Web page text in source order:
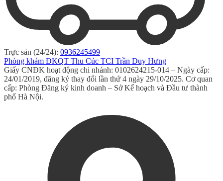
Trực sản (24/24): 0936245499
Phòng khám ĐKQT Thu Cúc TCI Trần Duy Hưng
Giấy CNĐK hoạt động chi nhánh: 0102624215-014 – Ngày cấp:
24/01/2019, đăng ký thay đổi lần thứ 4 ngày 29/10/2025. Cơ quan
cấp: Phòng Đăng ký kinh doanh – Sở Kế hoạch và Đầu tư thành
phố Hà Nội.